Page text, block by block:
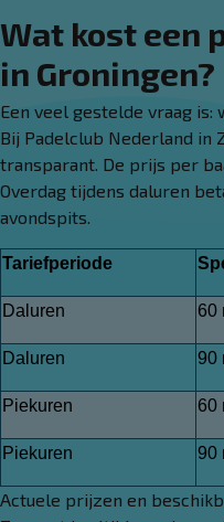
Wat kost een
in Groningen?
Een veel gestelde vraag is:
Bij Padelclub Nederland in
transparant. De prijs per
Overdag tijdens daluren
avondspits.
Tariefperiode
Daluren 60
Daluren 90
Piekuren 60
Piekuren 90
Actuele prijzen en